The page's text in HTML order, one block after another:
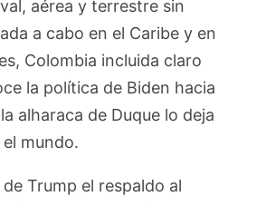
aérea y terrestre sin
a cabo en el Caribe y en
Colombia incluida claro
la política de Biden hacia
alharaca de Duque lo deja
mundo.
Trump el respaldo al